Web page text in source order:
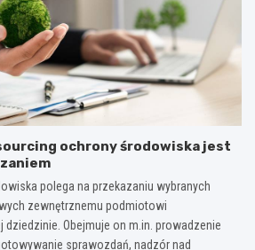
ochrony środowiska jest
polega na przekazaniu wybranych
zewnętrznemu podmiotowi
Obejmuje on m.in. prowadzenie
sprawozdań, nadzór nad